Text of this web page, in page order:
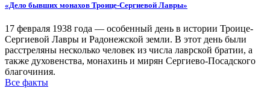
«Дело бывших монахов Троице-Сергиевой Лавры»
17 февраля 1938 года — особенный день в истории Троице-
Сергиевой Лавры и Радонежской земли. В этот день были
расстреляны несколько человек из числа лаврской братии, а
также духовенства, монахинь и мирян Сергиево-Посадского
благочиния.
Все факты